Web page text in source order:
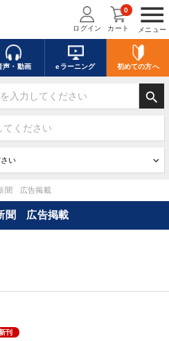
menu
メニュー
ログイン カート
0
声・動画 eラーニング 初めての方へ
search
聞 広告掲載
聞 広告掲載
刊